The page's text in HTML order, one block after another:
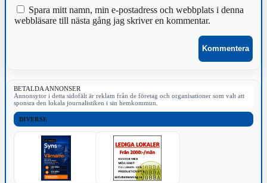
Spara mitt namn, min e-postadress och webbplats i denna
webbläsare till nästa gång jag skriver en kommentar.
BETALDA ANNONSER
Annonsytor i detta sidofält är reklam från de företag och organisationer som valt att
sponsra den lokala journalistiken i sin hemkommun.
DIVERSE